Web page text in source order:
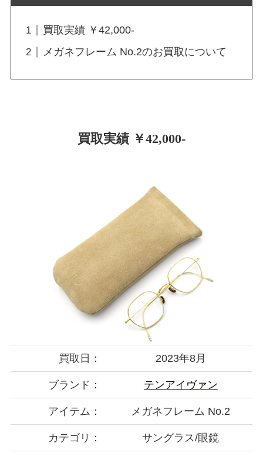
買取実績 ￥42,000-
メガネフレーム No.2のお買取について
買取実績 ￥42,000-
買取日： 2023年8月
ブランド： テンアイヴァン
アイテム： メガネフレーム No.2
カテゴリ： サングラス/眼鏡